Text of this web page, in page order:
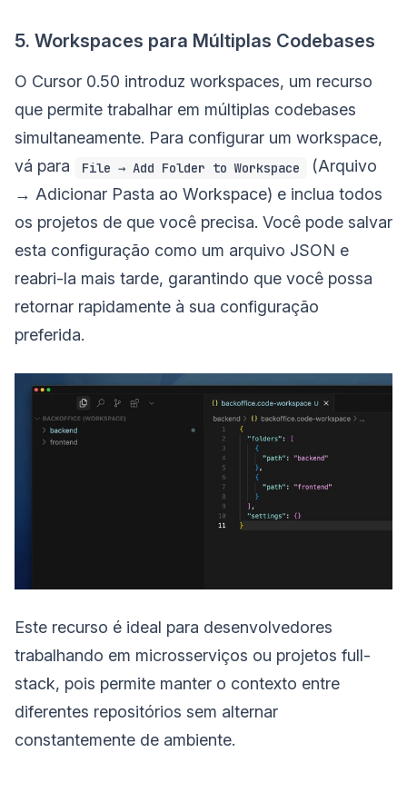
5. Workspaces para Múltiplas Codebases
O Cursor 0.50 introduz workspaces, um recurso
que permite trabalhar em múltiplas codebases
simultaneamente. Para configurar um workspace,
vá para
File → Add Folder to Workspace
(Arquivo
→ Adicionar Pasta ao Workspace) e inclua todos
os projetos de que você precisa. Você pode salvar
esta configuração como um arquivo JSON e
reabri-la mais tarde, garantindo que você possa
retornar rapidamente à sua configuração
preferida.
Este recurso é ideal para desenvolvedores
trabalhando em microsserviços ou projetos full-
stack, pois permite manter o contexto entre
diferentes repositórios sem alternar
constantemente de ambiente.